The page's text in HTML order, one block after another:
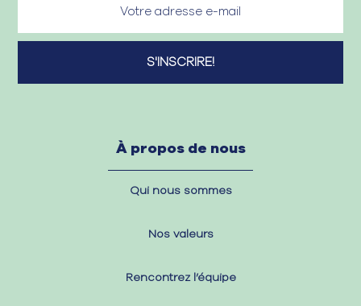
À propos de nous
Qui nous sommes
Nos valeurs
Rencontrez l’équipe